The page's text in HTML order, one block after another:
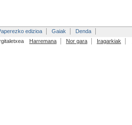
edizioa Gaiak
Denda
Harremana Nor gara Iragarkiak